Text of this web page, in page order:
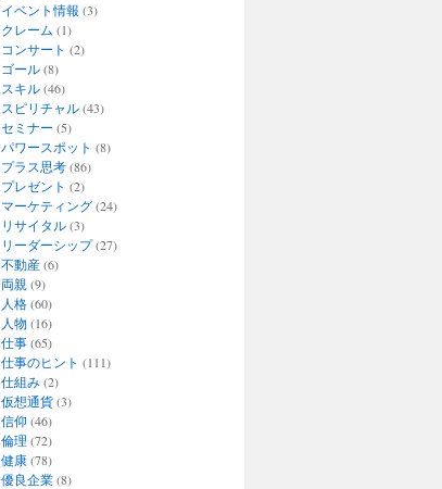
イベント情報 (3)
クレーム (1)
コンサート (2)
ゴール(8)
スキル(46)
スピリチャル(43)
セミナー (5)
パワースポット (8)
プラス思考(86)
プレゼント (2)
マーケティング(24)
リサイタル(3)
リーダーシップ(27)
不動産(6)
両親 (9)
人格(60)
人物 (16)
仕事(65)
仕事のヒント (111)
仕組み(2)
仮想通貨(3)
信仰 (46)
倫理 (72)
健康(78)
優良企業(8)